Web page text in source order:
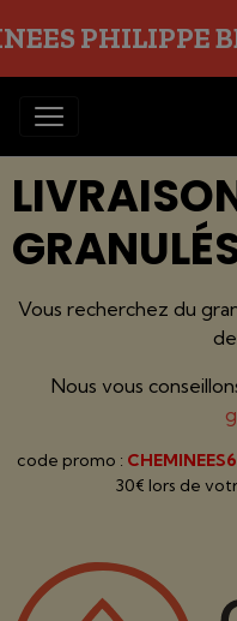
PHILIPPE
Vous recherchez du
Nous vous
code promo :
30€ lors de